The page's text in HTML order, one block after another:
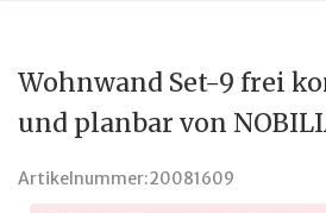
Wohnwand Set-9 frei
und planbar von
Artikelnummer:20081609